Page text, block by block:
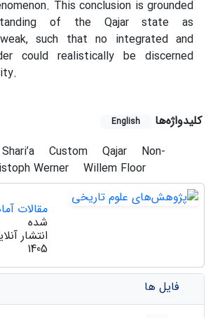
This conclusion is grounded
of the Qajar state as
such that no integrated and
could realistically be discerned
کلیدواژه‌ها English
Shari’a Custom Qajar
Non-
Werner Willem Floor
مقالات
شده
1405
فایل ها